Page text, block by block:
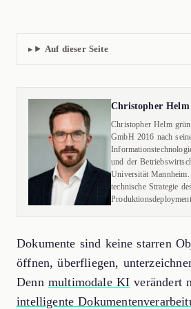
Auf dieser Seite
Christopher Helm
Christopher Helm
GmbH 2016 nach
und der
Universität
technische Strategie
Dokumente sind keine starren
öffnen, überfliegen,
Denn multimodale KI verändert
intelligente